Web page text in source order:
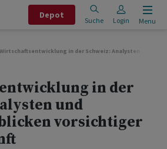
Depot
Suche Login Menu
Wirtschaftsentwicklung in der Schweiz: Analysten und
in der
und
vorsichtiger